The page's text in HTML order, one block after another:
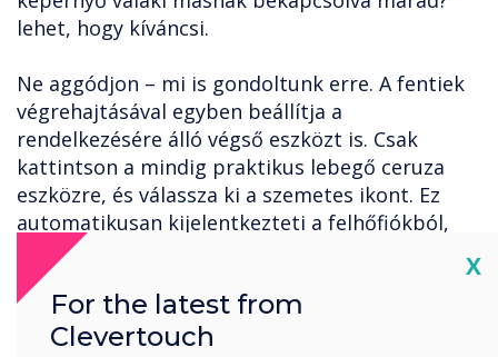
lehet, hogy kíváncsi.
Ne aggódjon – mi is gondoltunk erre. A fentiek
végrehajtásával egyben beállítja a
rendelkezésére álló végső eszközt is. Csak
kattintson a mindig praktikus lebegő ceruza
eszközre, és válassza ki a szemetes ikont. Ez
automatikusan kijelentkezteti a felhőfiókból,
mintha leállítaná a táblát.
Felhasználói fiókok
Az utolsó lehetőség az, hogy jelszót állít be a
X
For the latest from
Clevertouch